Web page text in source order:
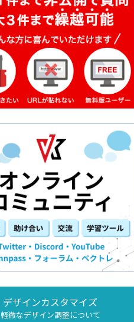
デザインカスタマイズ
軽微なデザイン調整について